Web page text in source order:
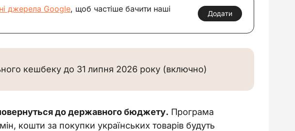
джерела Google, щоб частіше бачити наші
Додати
кешбеку до 31 липня 2026 року (включно)
до державного бюджету. Програма
кошти за покупки українських товарів будуть